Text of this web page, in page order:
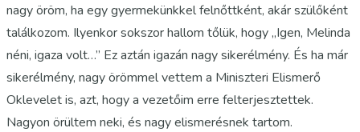
nagy öröm, ha egy gyermekünkkel felnőttként, akár szülőként
találkozom. Ilyenkor sokszor hallom tőlük, hogy „Igen, Melinda
néni, igaza volt…” Ez aztán igazán nagy sikerélmény. És ha már
sikerélmény, nagy örömmel vettem a Miniszteri Elismerő
Oklevelet is, azt, hogy a vezetőim erre felterjesztettek.
Nagyon örültem neki, és nagy elismerésnek tartom.